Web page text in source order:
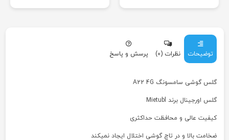
توضیحات نظرات (0) پرسش و پاسخ
گلس گوشی سامسونگ A22 4G
گلس اورجینال برند Mietubl
کیفیت عالی و محافظت حداکثری
ضخامت بالا و در تاچ گوشی اختلال ایجاد نمیکند